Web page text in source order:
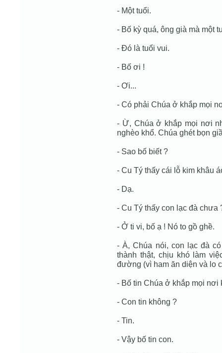
- Một tuổi.
- Bố kỳ quá, ông già mà một
- Đó là tuổi vui.
- Bố ơi !
- Ơi...
- Có phải Chúa ở khắp mọi
- Ừ, Chúa ở khắp mọi nơi
nghèo khổ. Chúa ghét bọn
- Sao bố biết ?
- Cu Tý thấy cái lỗ kim khâu
- Dạ.
- Cu Tý thấy con lạc đà chưa
- Ở ti vi, bố ạ ! Nó to gồ ghề.
- À, Chúa nói, con lạc đà
thành thật, chịu khó làm
đường (vì ham ăn diện và lo
- Bố tin Chúa ở khắp mọi nơi
- Con tin không ?
- Tin.
- Vậy bố tin con.